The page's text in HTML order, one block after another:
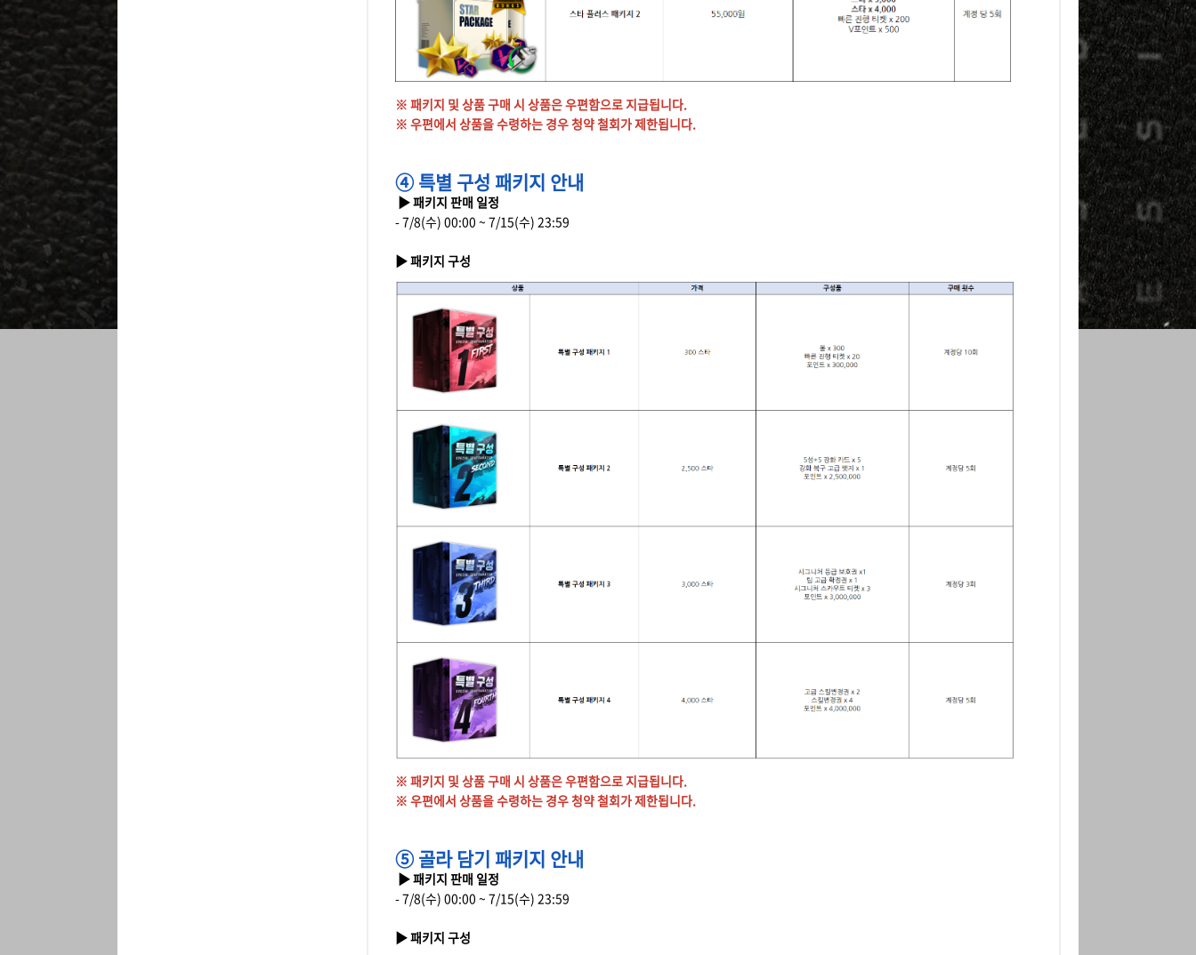
※ 패키지 및 상품 구매 시 상품은 우편함으로 지급됩니다.
※ 우편에서 상품을 수령하는 경우 청약 철회가 제한됩니다.
④ 특별 구성 패키지 안내
▶ 패키지 판매 일정
- 7/8(수) 00:00 ~ 7/15(수) 23:59
▶ 패키지 구성
※ 패키지 및 상품 구매 시 상품은 우편함으로 지급됩니다.
※ 우편에서 상품을 수령하는 경우 청약 철회가 제한됩니다.
⑤ 골라 담기 패키지 안내
▶ 패키지 판매 일정
- 7/8(수) 00:00 ~ 7/15(수) 23:59
▶ 패키지 구성